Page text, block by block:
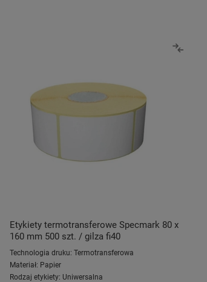
Etykiety termotransferowe Specmark 80 x
160 mm 500 szt. / gilza fi40
Technologia druku: Termotransferowa
Materiał: Papier
Rodzaj etykiety: Uniwersalna